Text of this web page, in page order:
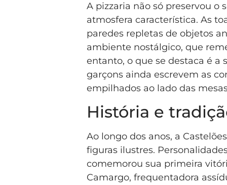
A pizzaria não só preservou
atmosfera característica. As
paredes repletas de objetos
ambiente nostálgico, que
entanto, o que se destaca é a
garçons ainda escrevem as
empilhados ao lado das
História e
Ao longo dos anos, a
figuras ilustres.
comemorou sua primeira
Camargo, frequentadora